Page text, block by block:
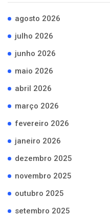
agosto 2026
julho 2026
junho 2026
maio 2026
abril 2026
março 2026
fevereiro 2026
janeiro 2026
dezembro 2025
novembro 2025
outubro 2025
setembro 2025